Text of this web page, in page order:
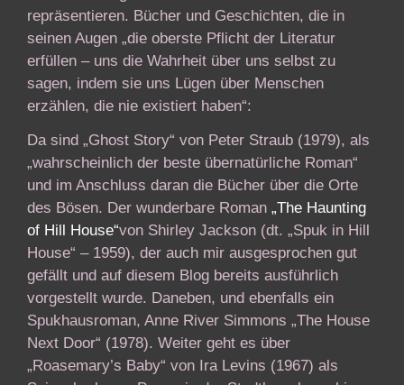
repräsentieren. Bücher und Geschichten, die in
seinen Augen „die oberste Pflicht der Literatur
erfüllen – uns die Wahrheit über uns selbst zu
sagen, indem sie uns Lügen über Menschen
erzählen, die nie existiert haben“:
Da sind „Ghost Story“ von Peter Straub (1979), als
„wahrscheinlich der beste übernatürliche Roman“
und im Anschluss daran die Bücher über die Orte
des Bösen. Der wunderbare Roman „The Haunting
of Hill House“von Shirley Jackson (dt. „Spuk in Hill
House“ – 1959), der auch mir ausgesprochen gut
gefällt und auf diesem Blog bereits ausführlich
vorgestellt wurde. Daneben, und ebenfalls ein
Spukhausroman, Anne River Simmons „The House
Next Door“ (1978). Weiter geht es über
„Roasemary’s Baby“ von Ira Levins (1967) als